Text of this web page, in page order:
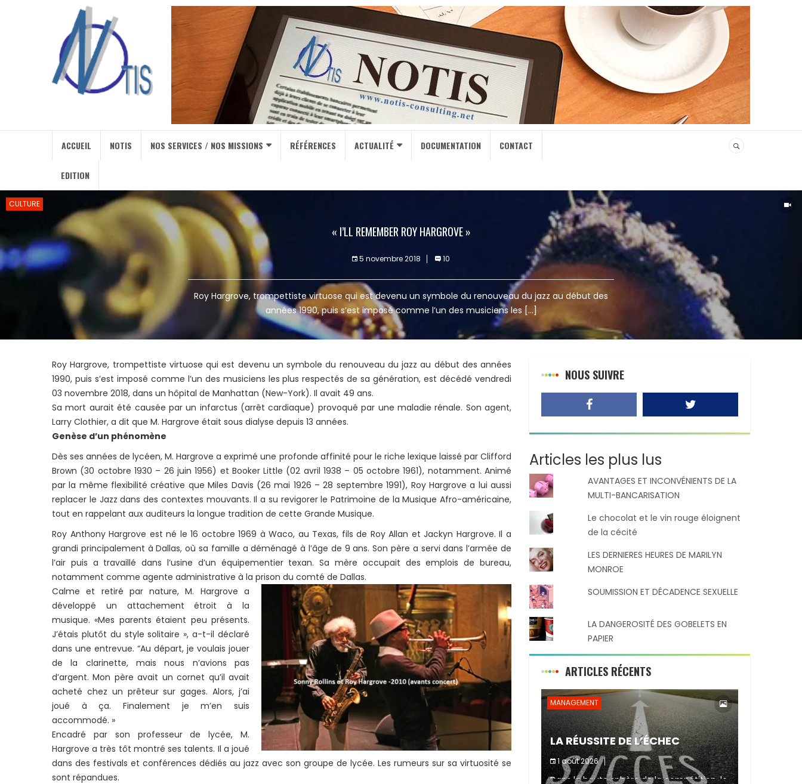
ACCUEIL NOTIS NOS SERVICES / NOS MISSIONS RÉFÉRENCES ACTUALITÉ DOCUMENTATION CONTACT
EDITION
CULTURE
« I’LL REMEMBER ROY HARGROVE »
5 novembre 2018 10
Roy Hargrove, trompettiste virtuose qui est devenu un symbole du renouveau du jazz au début des
années 1990, puis s’est imposé comme l’un des musiciens les […]
Roy Hargrove, trompettiste virtuose qui est devenu un symbole du renouveau du jazz au début des années
1990, puis s’est imposé comme l’un des musiciens les plus respectés de sa génération, est décédé vendredi
03 novembre 2018, dans un hôpital de Manhattan (New-York). Il avait 49 ans.
Sa mort aurait été causée par un infarctus (arrêt cardiaque) provoqué par une maladie rénale. Son agent,
Larry Clothier, a dit que M. Hargrove était sous dialyse depuis 13 années.
Genèse d’un phénomène
Dès ses années de lycéen, M. Hargrove a exprimé une profonde affinité pour le riche lexique laissé par Clifford
Brown (30 octobre 1930 – 26 juin 1956) et Booker Little (02 avril 1938 – 05 octobre 1961), notamment. Animé
par la même flexibilité créative que Miles Davis (26 mai 1926 – 28 septembre 1991), Roy Hargrove a lui aussi
replacer le Jazz dans des contextes mouvants. Il a su revigorer le Patrimoine de la Musique Afro-américaine,
tout en rappelant aux auditeurs la longue tradition de cette Grande Musique.
Roy Anthony Hargrove est né le 16 octobre 1969 à Waco, au Texas, fils de Roy Allan et Jackyn Hargrove. Il a
grandi principalement à Dallas, où sa famille a déménagé à l’âge de 9 ans. Son père a servi dans l’armée de
l’air puis a travaillé dans l’usine d’un équipementier texan. Sa mère occupait des emplois de bureau,
notamment comme agente administrative à la prison du comté de Dallas.
Calme et retiré par nature, M. Hargrove a
développé un attachement étroit à la
musique. «Mes parents étaient peu présents.
J’étais plutôt du style solitaire », a-t-il déclaré
dans une entrevue. “Au départ, je voulais jouer
de la clarinette, mais nous n’avions pas
d’argent. Mon père avait un cornet qu’il avait
acheté chez un prêteur sur gages. Alors, j’ai
joué à ça. Finalement je m’en suis
accommodé. »
Encadré par son professeur de lycée, M.
Hargrove a très tôt montré ses talents. Il a joué
dans des festivals et conférences dédiés au jazz avec son groupe de lycée. Les rumeurs sur sa virtuosité se
sont répandues.
NOUS SUIVRE
Articles les plus lus
AVANTAGES ET INCONVÉNIENTS DE LA
MULTI-BANCARISATION
Le chocolat et le vin rouge éloignent
de la cécité
LES DERNIERES HEURES DE MARILYN
MONROE
SOUMISSION ET DÉCADENCE SEXUELLE
LA DANGEROSITÉ DES GOBELETS EN
PAPIER
ARTICLES RÉCENTS
MANAGEMENT
LA RÉUSSITE DE L’ÉCHEC
1 août 2026
Dans la haute sphère de la compétition, le
Partager :